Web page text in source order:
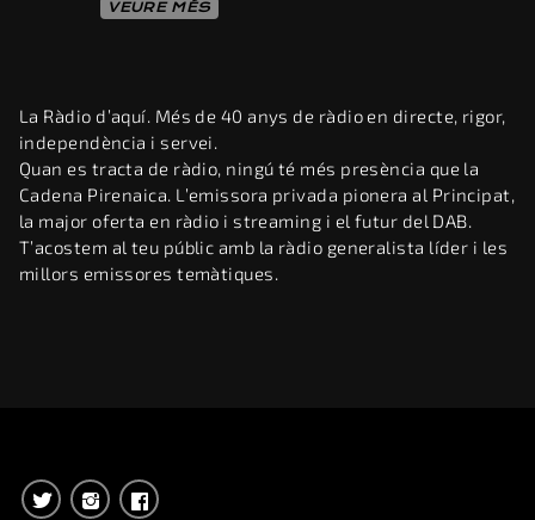
VEURE MÉS
La Ràdio d’aquí. Més de 40 anys de ràdio en directe, rigor,
independència i servei.
Quan es tracta de ràdio, ningú té més presència que la
Cadena Pirenaica. L’emissora privada pionera al Principat,
la major oferta en ràdio i streaming i el futur del DAB.
T’acostem al teu públic amb la ràdio generalista líder i les
millors emissores temàtiques.